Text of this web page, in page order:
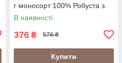
г моносорт 100% Робуста з
вулканічних ґрунтів Індонезії
у банці (Швейцарія)
В наявності
376 ₴ 576 ₴
Купити